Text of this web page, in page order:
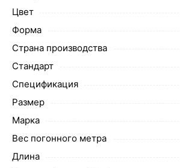
Цвет
Форма
Страна производства
Стандарт
Спецификация
Размер
Марка
Вес погонного метра
Длина